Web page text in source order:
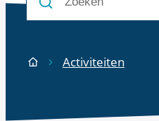
Zoeken
StartpaginaActiviteiten